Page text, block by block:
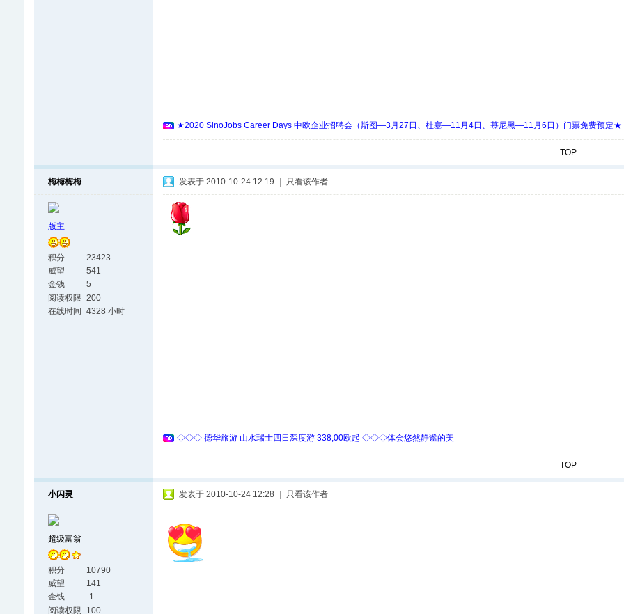
★2020 SinoJobs Career Days 中欧企业招聘会（斯图—3月27日、杜塞—11月4日、慕尼黑—11月6日）门票免费预定★
TOP
梅梅梅梅
版主
积分
23423
威望
541
金钱
5
阅读权限 200
在线时间 4328 小时
发表于 2010-10-24 12:19 只看该作者
◇◇◇ 德华旅游 山水瑞士四日深度游 338,00欧起 ◇◇◇体会悠然静谧的美
TOP
小闪灵
超级富翁
积分
10790
威望
141
金钱
-1
阅读权限
100
发表于 2010-10-24 12:28 只看该作者